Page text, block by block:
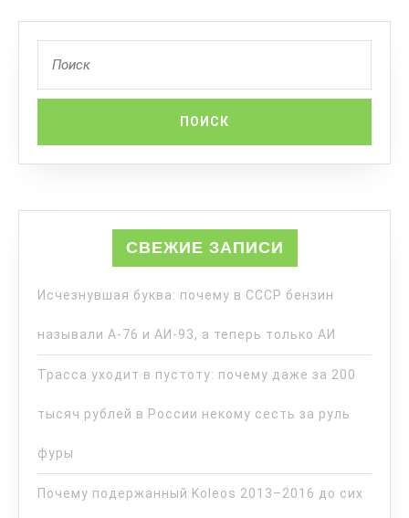
СВЕЖИЕ ЗАПИСИ
Исчезнувшая буква: почему в СССР бензин
называли А-76 и АИ-93, а теперь только АИ
Трасса уходит в пустоту: почему даже за 200
тысяч рублей в России некому сесть за руль
фуры
Почему подержанный Koleos 2013–2016 до сих